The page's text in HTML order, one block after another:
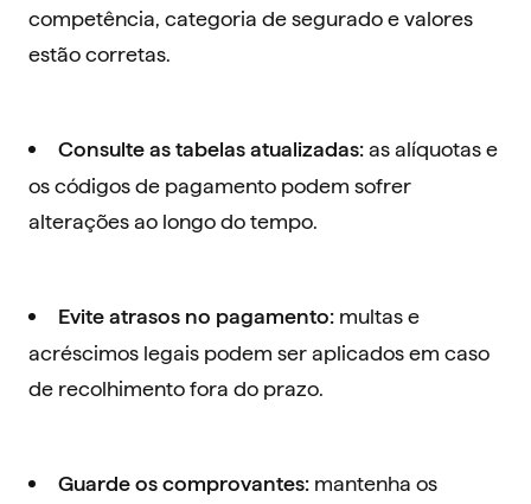
competência, categoria de segurado e valores
estão corretas.
Consulte as tabelas atualizadas: as alíquotas e
os códigos de pagamento podem sofrer
alterações ao longo do tempo.
Evite atrasos no pagamento: multas e
acréscimos legais podem ser aplicados em caso
de recolhimento fora do prazo.
Guarde os comprovantes: mantenha os